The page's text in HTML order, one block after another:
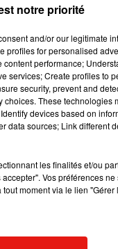
notre priorité
and/or our legitimate
profiles for personalised
performance;
services; Create profiles to
security, prevent and
These technologies
devices based on
data sources; Link different
les finalités et/ou
Vos préférences
moment via le lien